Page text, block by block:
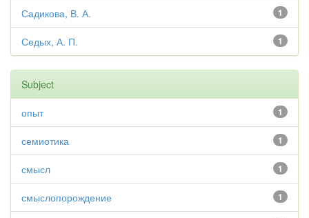
1
Садикова, В. А.
1
Седых, А. П.
Subject
1
опыт
1
семиотика
1
смысл
1
смыслопорождение